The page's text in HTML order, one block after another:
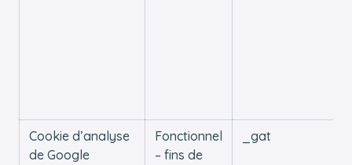
Cookie d’analyse
de Google
Fonctionnel
– fins de
_gat